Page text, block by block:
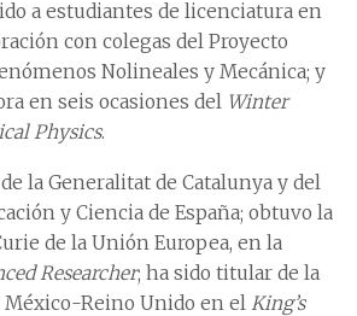
a estudiantes de licenciatura en
con colegas del Proyecto
Nolineales y Mecánica; y
en seis ocasiones del Winter
Physics.
la Generalitat de Catalunya y del
y Ciencia de España; obtuvo la
de la Unión Europea, en la
Researcher; ha sido titular de la
Reino Unido en el King’s